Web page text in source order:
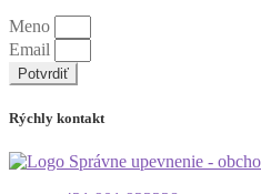
Meno
Email
Potvrdiť
Rýchly kontakt